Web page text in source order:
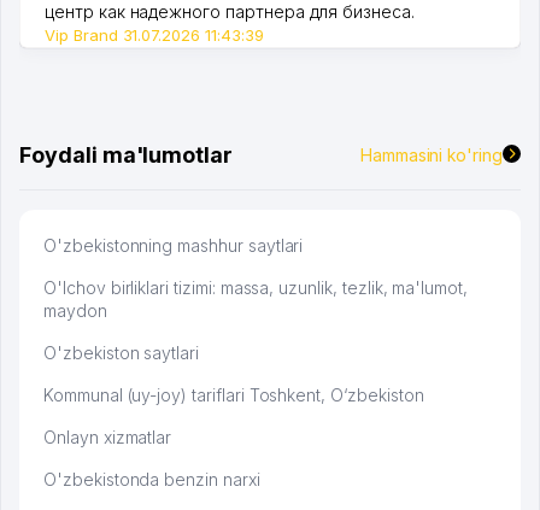
центр как надежного партнера для бизнеса.
Vip Brand 31.07.2026 11:43:39
Foydali ma'lumotlar Hammasini ko'ring
O'zbekistonning mashhur saytlari
O'lchov birliklari tizimi: massa, uzunlik, tezlik, ma'lumot,
maydon
O'zbekiston saytlari
Kommunal (uy-joy) tariflari Toshkent, O‘zbekiston
Onlayn xizmatlar
O'zbekistonda benzin narxi